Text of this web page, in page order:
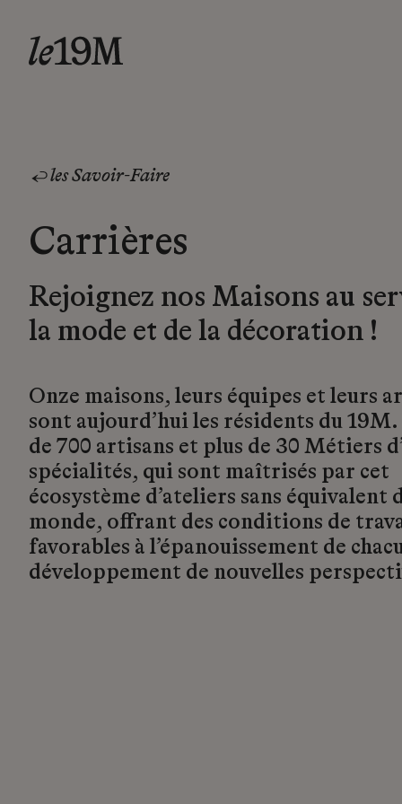
les Savoir-Faire
Carrières
Rejoignez nos Maisons au
la mode et de la décoration !
Onze maisons, leurs équipes et leurs
sont aujourd’hui les résidents du
de 700 artisans et plus de 30 Métiers
spécialités, qui sont maîtrisés par cet
écosystème d’ateliers sans équivalent
monde, offrant des conditions de
favorables à l’épanouissement de
développement de nouvelles